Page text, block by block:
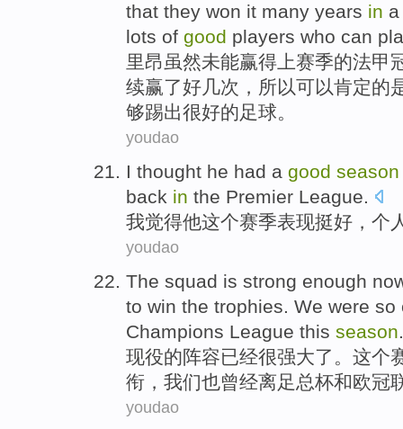
that they won it many years in
lots of good players who can
里昂 虽然未能赢得 上赛季的法甲
续赢了好几次， 所以可以肯定的
够踢出很好的足球。
youdao
I thought he had a good season
back in the Premier League.
我觉得他这个赛季表现挺好 ， 个
youdao
The squad is strong enough
to win the trophies. We were so
Champions League this season.
现役的阵容已经很强大了。 这个
衔 ，我们也曾经离足总杯和欧冠
youdao